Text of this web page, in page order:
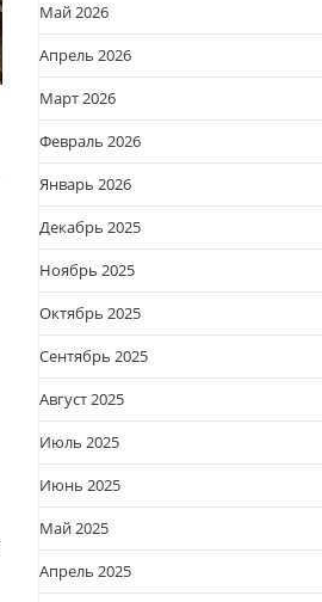
Май 2026
Апрель 2026
Март 2026
Февраль 2026
Январь 2026
Декабрь 2025
Ноябрь 2025
Октябрь 2025
Сентябрь 2025
Август 2025
Июль 2025
Июнь 2025
Май 2025
Апрель 2025